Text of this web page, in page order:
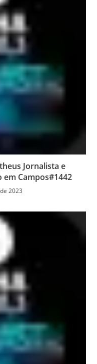
Jornalista e
em Campos#1442
2023